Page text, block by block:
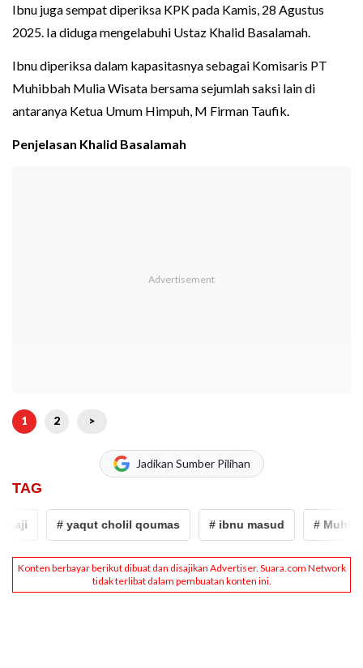
Ibnu juga sempat diperiksa KPK pada Kamis, 28 Agustus
2025. Ia diduga mengelabuhi Ustaz Khalid Basalamah.
Ibnu diperiksa dalam kapasitasnya sebagai Komisaris PT
Muhibbah Mulia Wisata bersama sejumlah saksi lain di
antaranya Ketua Umum Himpuh, M Firman Taufik.
Penjelasan Khalid Basalamah
1 2 >
Jadikan Sumber Pilihan
TAG
# yaqut cholil qoumas # ibnu masud # Muhibbah